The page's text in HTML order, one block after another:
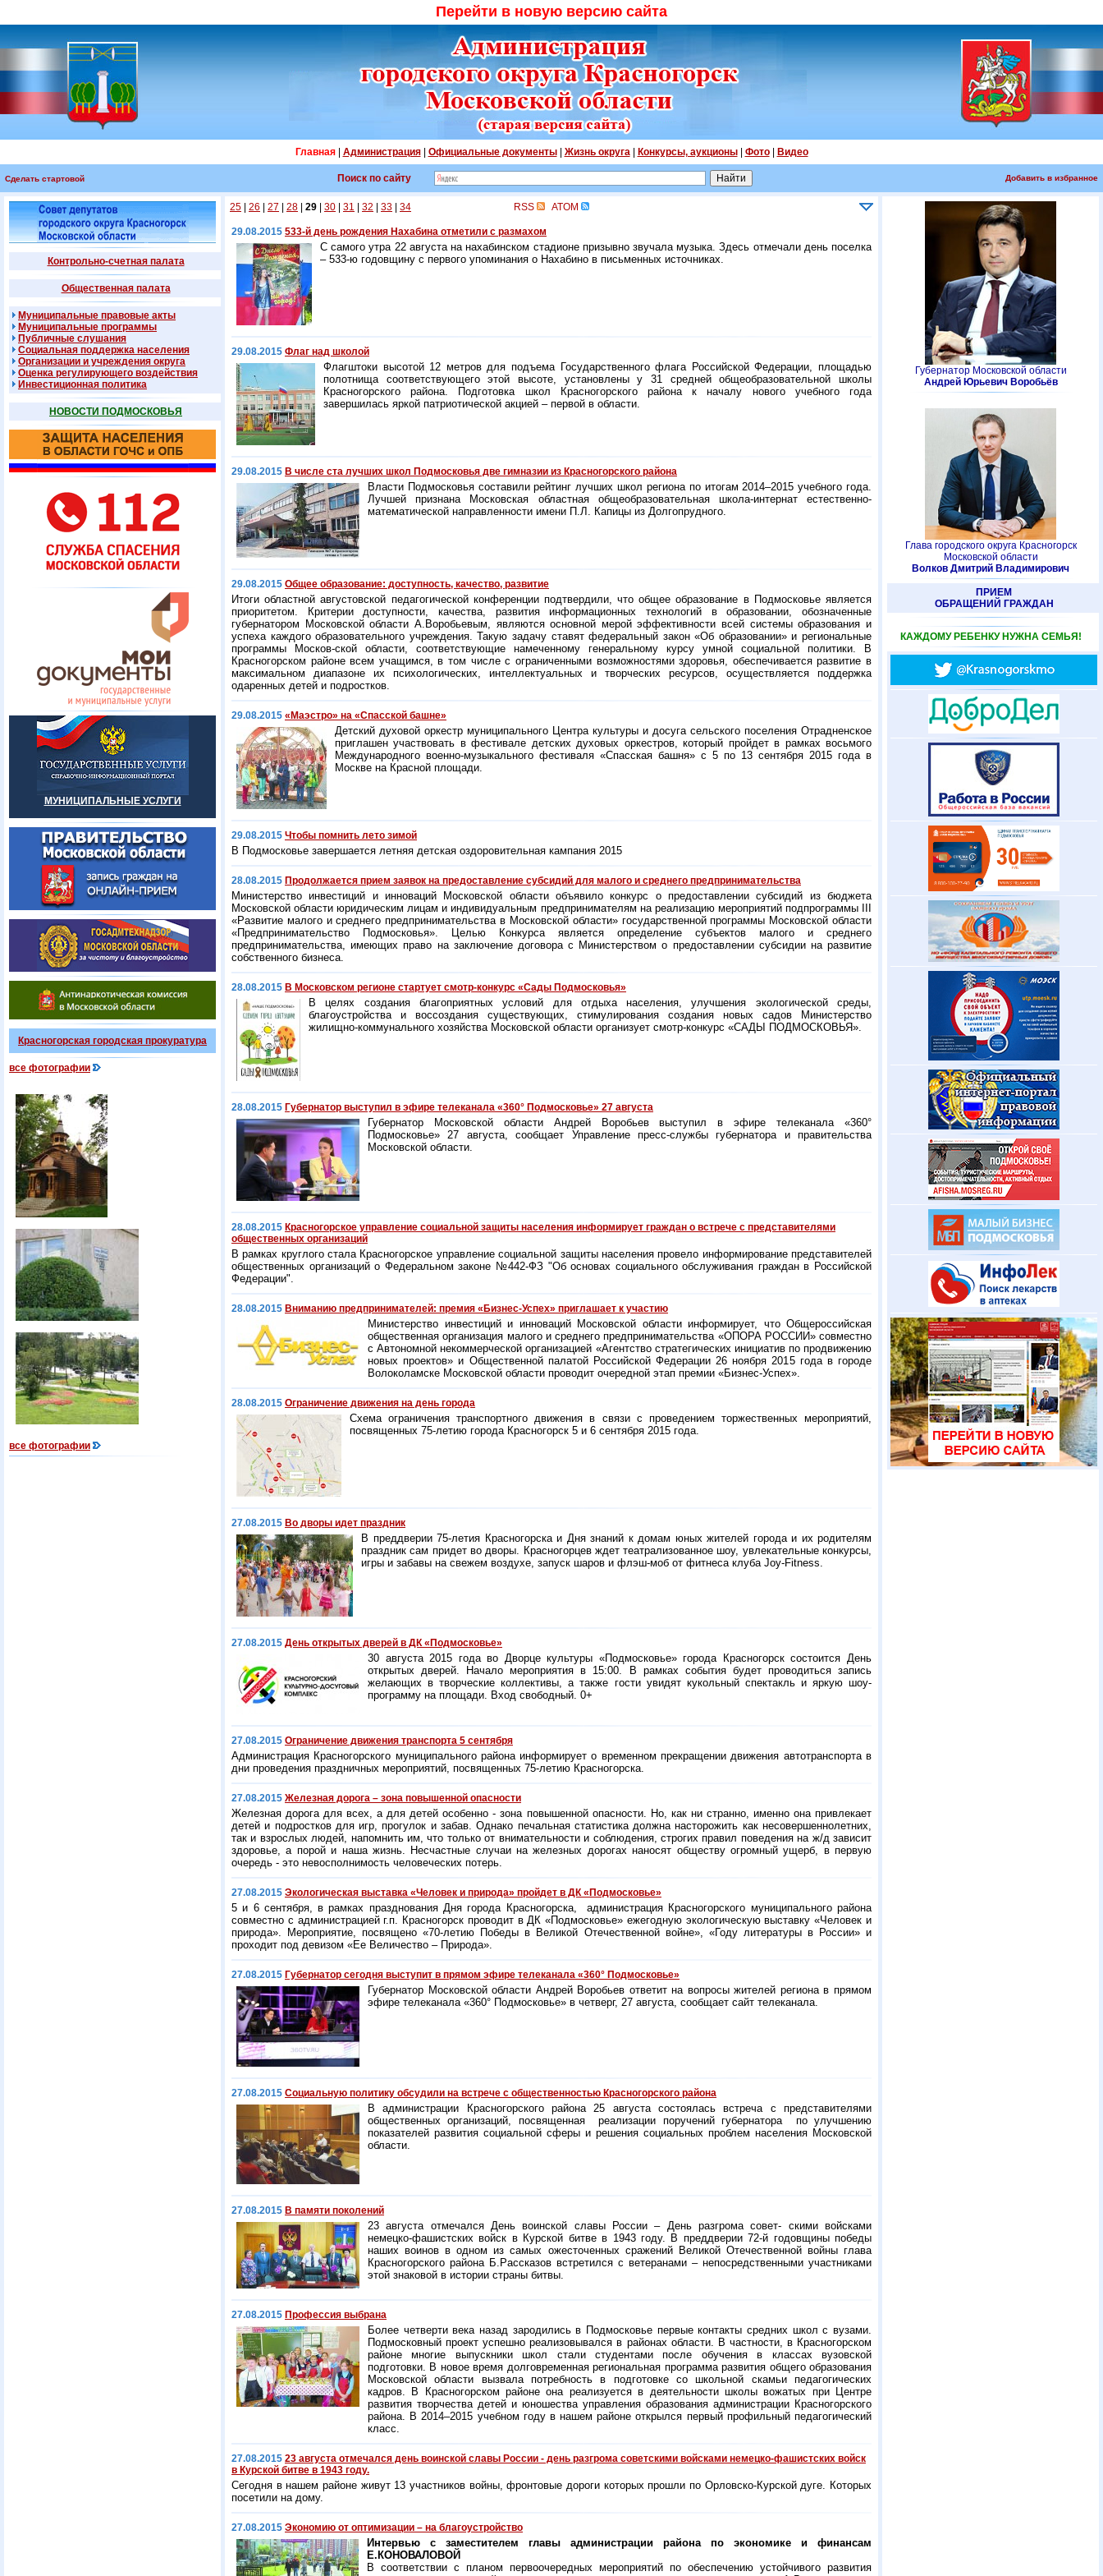
Перейти в новую версию сайта
Главная| Администрация| Официальные документы| Жизнь округа| Конкурсы, аукционы| Фото| Видео
Сделать стартовой Поиск по сайту Добавить в избранное
Контрольно-счетная палата
Общественная палата
Муниципальные правовые акты
Муниципальные программы
Публичные слушания
Социальная поддержка населения
Организации и учреждения округа
Оценка регулирующего воздействия
Инвестиционная политика
НОВОСТИ ПОДМОСКОВЬЯ
МУНИЦИПАЛЬНЫЕ УСЛУГИ
Красногорская городская прокуратура
все фотографии
все фотографии
25 26 27 28 29 30 31 32 33 34 RSS ATOM
29.08.2015 533-й день рождения Нахабина отметили с размахом
С самого утра 22 августа на нахабинском стадионе призывно звучала музыка. Здесь отмечали день поселка
– 533-ю годовщину с первого упоминания о Нахабино в письменных источниках.
29.08.2015 Флаг над школой
Флагштоки высотой 12 метров для подъема Государственного флага Российской Федерации, площадью
полотнища соответствующего этой высоте, установлены у 31 средней общеобразовательной школы
Красногорского района. Подготовка школ Красногорского района к началу нового учебного года
завершилась яркой патриотической акцией – первой в области.
29.08.2015 В числе ста лучших школ Подмосковья две гимназии из Красногорского района
Власти Подмосковья составили рейтинг лучших школ региона по итогам 2014–2015 учебного года.
Лучшей признана Московская областная общеобразовательная школа-интернат естественно-
математической направленности имени П.Л. Капицы из Долгопрудного.
29.08.2015 Общее образование: доступность, качество, развитие
Итоги областной августовской педагогической конференции подтвердили, что общее образование в Подмосковье является
приоритетом. Критерии доступности, качества, развития информационных технологий в образовании, обозначенные
губернатором Московской области А.Воробьевым, являются основной мерой эффективности всей системы образования и
успеха каждого образовательного учреждения. Такую задачу ставят федеральный закон «Об образовании» и региональные
программы Москов-ской области, соответствующие намеченному генеральному курсу умной социальной политики. В
Красногорском районе всем учащимся, в том числе с ограниченными возможностями здоровья, обеспечивается развитие в
максимальном диапазоне их психологических, интеллектуальных и творческих ресурсов, осуществляется поддержка
одаренных детей и подростков.
29.08.2015 «Маэстро» на «Спасской башне»
Детский духовой оркестр муниципального Центра культуры и досуга сельского поселения Отрадненское
приглашен участвовать в фестивале детских духовых оркестров, который пройдет в рамках восьмого
Международного военно-музыкального фестиваля «Спасская башня» с 5 по 13 сентября 2015 года в
Москве на Красной площади.
29.08.2015 Чтобы помнить лето зимой
В Подмосковье завершается летняя детская оздоровительная кампания 2015
28.08.2015 Продолжается прием заявок на предоставление субсидий для малого и среднего предпринимательства
Министерство инвестиций и инноваций Московской области объявило конкурс о предоставлении субсидий из бюджета
Московской области юридическим лицам и индивидуальным предпринимателям на реализацию мероприятий подпрограммы III
«Развитие малого и среднего предпринимательства в Московской области» государственной программы Московской области
«Предпринимательство Подмосковья». Целью Конкурса является определение субъектов малого и среднего
предпринимательства, имеющих право на заключение договора с Министерством о предоставлении субсидии на развитие
собственного бизнеса.
28.08.2015 В Московском регионе стартует смотр-конкурс «Сады Подмосковья»
В целях создания благоприятных условий для отдыха населения, улучшения экологической среды,
благоустройства и воссоздания существующих, стимулирования создания новых садов Министерство
жилищно-коммунального хозяйства Московской области организует смотр-конкурс «САДЫ ПОДМОСКОВЬЯ».
28.08.2015 Губернатор выступил в эфире телеканала «360° Подмосковье» 27 августа
Губернатор Московской области Андрей Воробьев выступил в эфире телеканала «360°
Подмосковье» 27 августа, сообщает Управление пресс-службы губернатора и правительства
Московской области.
28.08.2015 Красногорское управление социальной защиты населения информирует граждан о встрече с представителями
общественных организаций
В рамках круглого стала Красногорское управление социальной защиты населения провело информирование представителей
общественных организаций о Федеральном законе №442-ФЗ "Об основах социального обслуживания граждан в Российской
Федерации".
28.08.2015 Вниманию предпринимателей: премия «Бизнес-Успех» приглашает к участию
Министерство инвестиций и инноваций Московской области информирует, что Общероссийская
общественная организация малого и среднего предпринимательства «ОПОРА РОССИИ» совместно
с Автономной некоммерческой организацией «Агентство стратегических инициатив по продвижению
новых проектов» и Общественной палатой Российской Федерации 26 ноября 2015 года в городе
Волоколамске Московской области проводит очередной этап премии «Бизнес-Успех».
28.08.2015 Ограничение движения на день города
Схема ограничения транспортного движения в связи с проведением торжественных мероприятий,
посвященных 75-летию города Красногорск 5 и 6 сентября 2015 года.
27.08.2015 Во дворы идет праздник
В преддверии 75-летия Красногорска и Дня знаний к домам юных жителей города и их родителям
праздник сам придет во дворы. Красногорцев ждет театрализованное шоу, увлекательные конкурсы,
игры и забавы на свежем воздухе, запуск шаров и флэш-моб от фитнеса клуба Joy-Fitness.
27.08.2015 День открытых дверей в ДК «Подмосковье»
30 августа 2015 года во Дворце культуры «Подмосковье» города Красногорск состоится День
открытых дверей. Начало мероприятия в 15:00. В рамках события будет проводиться запись
желающих в творческие коллективы, а также гости увидят кукольный спектакль и яркую шоу-
программу на площади. Вход свободный. 0+
27.08.2015 Ограничение движения транспорта 5 сентября
Администрация Красногорского муниципального района информирует о временном прекращении движения автотранспорта в
дни проведения праздничных мероприятий, посвященных 75-летию Красногорска.
27.08.2015 Железная дорога – зона повышенной опасности
Железная дорога для всех, а для детей особенно - зона повышенной опасности. Но, как ни странно, именно она привлекает
детей и подростков для игр, прогулок и забав. Однако печальная статистика должна насторожить как несовершеннолетних,
так и взрослых людей, напомнить им, что только от внимательности и соблюдения, строгих правил поведения на ж/д зависит
здоровье, а порой и наша жизнь. Несчастные случаи на железных дорогах наносят обществу огромный ущерб, в первую
очередь - это невосполнимость человеческих потерь.
27.08.2015 Экологическая выставка «Человек и природа» пройдет в ДК «Подмосковье»
5 и 6 сентября, в рамках празднования Дня города Красногорска, администрация Красногорского муниципального района
совместно с администрацией г.п. Красногорск проводит в ДК «Подмосковье» ежегодную экологическую выставку «Человек и
природа». Мероприятие, посвящено «70-летию Победы в Великой Отечественной войне», «Году литературы в России» и
проходит под девизом «Ее Величество – Природа».
27.08.2015 Губернатор сегодня выступит в прямом эфире телеканала «360° Подмосковье»
Губернатор Московской области Андрей Воробьев ответит на вопросы жителей региона в прямом
эфире телеканала «360° Подмосковье» в четверг, 27 августа, сообщает сайт телеканала.
27.08.2015 Социальную политику обсудили на встрече с общественностью Красногорского района
В администрации Красногорского района 25 августа состоялась встреча с представителями
общественных организаций, посвященная реализации поручений губернатора по улучшению
показателей развития социальной сферы и решения социальных проблем населения Московской
области.
27.08.2015 В памяти поколений
23 августа отмечался День воинской славы России – День разгрома совет- скими войсками
немецко-фашистских войск в Курской битве в 1943 году. В преддверии 72-й годовщины победы
наших воинов в одном из самых ожесточенных сражений Великой Отечественной войны глава
Красногорского района Б.Рассказов встретился с ветеранами – непосредственными участниками
этой знаковой в истории страны битвы.
27.08.2015 Профессия выбрана
Более четверти века назад зародились в Подмосковье первые контакты средних школ с вузами.
Подмосковный проект успешно реализовывался в районах области. В частности, в Красногорском
районе многие выпускники школ стали студентами после обучения в классах вузовской
подготовки. В новое время долговременная региональная программа развития общего образования
Московской области вызвала потребность в подготовке со школьной скамьи педагогических
кадров. В Красногорском районе она реализуется в деятельности школы вожатых при Центре
развития творчества детей и юношества управления образования администрации Красногорского
района. В 2014–2015 учебном году в нашем районе открылся первый профильный педагогический
класс.
27.08.2015 23 августа отмечался день воинской славы России - день разгрома советскими войсками немецко-фашистских войск
в Курской битве в 1943 году.
Сегодня в нашем районе живут 13 участников войны, фронтовые дороги которых прошли по Орловско-Курской дуге. Которых
посетили на дому.
27.08.2015 Экономию от оптимизации – на благоустройство
Интервью с заместителем главы администрации района по экономике и финансам
Е.КОНОВАЛОВОЙ
В соответствии с планом первоочередных мероприятий по обеспечению устойчивого развития
Губернатор Московской области
Андрей Юрьевич Воробьёв
Глава городского округа Красногорск
Московской области
Волков Дмитрий Владимирович
ПРИЕМ
ОБРАЩЕНИЙ ГРАЖДАН
КАЖДОМУ РЕБЕНКУ НУЖНА СЕМЬЯ!